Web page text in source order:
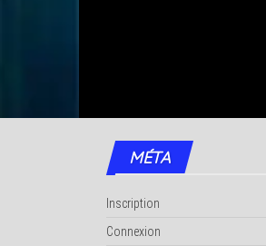
MÉTA
Inscription
Connexion